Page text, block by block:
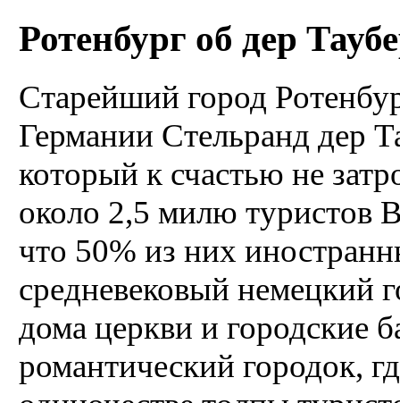
Ротенбург об дер
Cтарейший город
Германии Стельранд дер
который к счастью не
около 2,5 милю туристов
что 50% из них
средневековый немецкий
дома церкви и городские
романтический городок,